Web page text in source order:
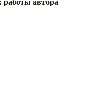
автора